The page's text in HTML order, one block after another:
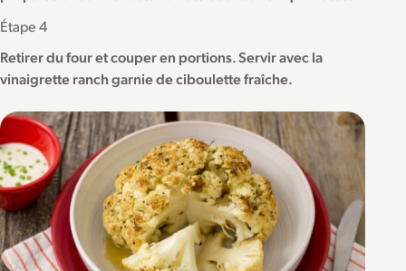
Étape 4
Retirer du four et couper en portions. Servir avec la
vinaigrette ranch garnie de ciboulette fraîche.